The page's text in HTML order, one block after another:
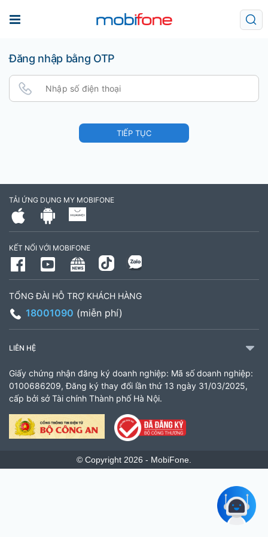
Đăng nhập bằng OTP
TIẾP TỤC
TẢI ỨNG DỤNG MY MOBIFONE
KẾT NỐI VỚI MOBIFONE
TỔNG ĐÀI HỖ TRỢ KHÁCH HÀNG
18001090 (miễn phí)
LIÊN HỆ
Giấy chứng nhận đăng ký doanh nghiệp: Mã số doanh nghiệp:
0100686209, Đăng ký thay đổi lần thứ 13 ngày 31/03/2025,
cấp bởi sở Tài chính Thành phố Hà Nội.
© Copyright 2026 - MobiFone.